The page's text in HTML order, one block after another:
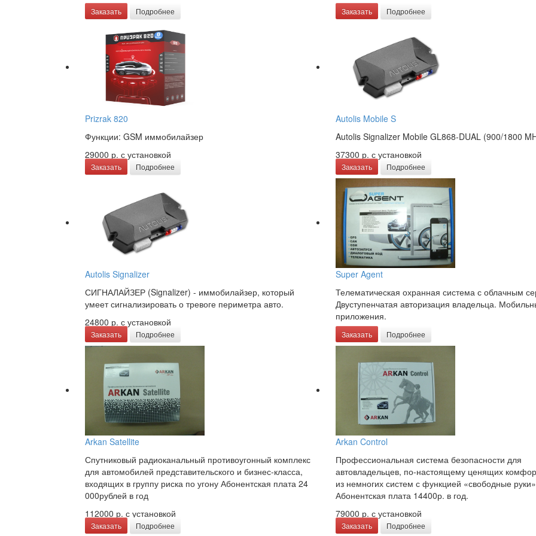
Заказать Подробнее Заказать Подробнее
Prizrak 820
Функции: GSM иммобилайзер
29000 р. с установкой
Заказать Подробнее
Autolis Mobile S
Autolis Signalizer Mobile GL868-DUAL (900/1800
37300 р. с установкой
Заказать Подробнее
Autolis Signalizer
СИГНАЛАЙЗЕР (Signalizer) - иммобилайзер, который
умеет сигнализировать о тревоге периметра авто.
24800 р. с установкой
Заказать Подробнее
Super Agent
Телематическая охранная система с облачным
Двуступенчатая авторизация владельца.
приложения.
Заказать Подробнее
Arkan Satellite
Спутниковый радиоканальный противоугонный комплекс
для автомобилей представительского и бизнес-класса,
входящих в группу риска по угону Абонентская плата 24
000рублей в год
112000 р. с установкой
Заказать Подробнее
Arkan Control
Профессиональная система безопасности для
автовладельцев, по-настоящему ценящих
из немногих систем с функцией «свободные руки»
Абонентская плата 14400р. в год.
79000 р. с установкой
Заказать Подробнее